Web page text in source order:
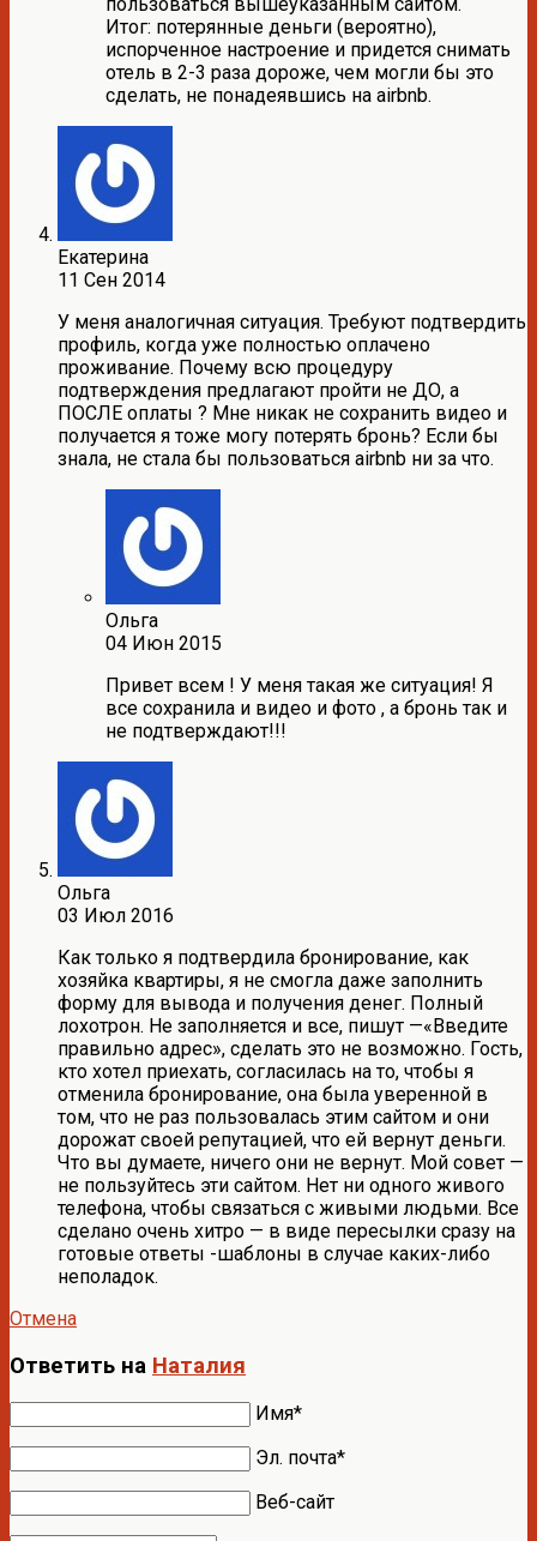
пользоваться вышеуказанным сайтом.
Итог: потерянные деньги (вероятно),
испорченное настроение и придется снимать
отель в 2-3 раза дороже, чем могли бы это
сделать, не понадеявшись на airbnb.
Екатерина
11 Сен 2014
У меня аналогичная ситуация. Требуют подтвердить
профиль, когда уже полностью оплачено
проживание. Почему всю процедуру
подтверждения предлагают пройти не ДО, а
ПОСЛЕ оплаты ? Мне никак не сохранить видео и
получается я тоже могу потерять бронь? Если бы
знала, не стала бы пользоваться airbnb ни за что.
Ольга
04 Июн 2015
Привет всем ! У меня такая же ситуация! Я
все сохранила и видео и фото , а бронь так и
не подтверждают!!!
Ольга
03 Июл 2016
Как только я подтвердила бронирование, как
хозяйка квартиры, я не смогла даже заполнить
форму для вывода и получения денег. Полный
лохотрон. Не заполняется и все, пишут —«Введите
правильно адрес», сделать это не возможно. Гость,
кто хотел приехать, согласилась на то, чтобы я
отменила бронирование, она была уверенной в
том, что не раз пользовалась этим сайтом и они
дорожат своей репутацией, что ей вернут деньги.
Что вы думаете, ничего они не вернут. Мой совет —
не пользуйтесь эти сайтом. Нет ни одного живого
телефона, чтобы связаться с живыми людьми. Все
сделано очень хитро — в виде пересылки сразу на
готовые ответы -шаблоны в случае каких-либо
неполадок.
Отмена
Ответить на Наталия
Имя*
Эл. почта*
Веб-сайт